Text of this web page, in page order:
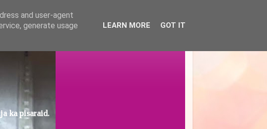
ka pisaraid.
and user-agent
generate usage
LEARN MORE GOT IT